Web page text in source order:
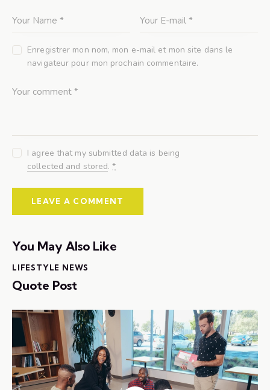
Enregistrer mon nom, mon e-mail et mon site dans le
navigateur pour mon prochain commentaire.
I agree that my submitted data is being
collected and stored.*
You May Also Like
LIFESTYLE NEWS
Quote Post